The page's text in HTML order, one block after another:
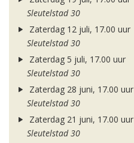
Sleutelstad 30
Zaterdag 12 juli, 17.00 uur
Sleutelstad 30
Zaterdag 5 juli, 17.00 uur
Sleutelstad 30
Zaterdag 28 juni, 17.00 uur
Sleutelstad 30
Zaterdag 21 juni, 17.00 uur
Sleutelstad 30